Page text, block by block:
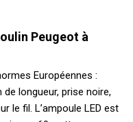
Peugeot à
Européennes :
longueur, prise noire,
le fil. L’ampoule LED est